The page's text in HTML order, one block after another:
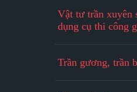
Vật tư trần xuyên
dụng cụ thi công
Trần gương, trần